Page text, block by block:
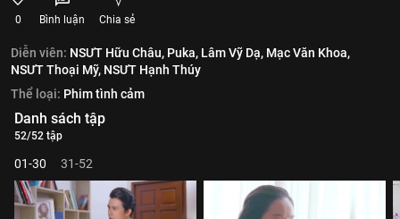
0 Bình luận Chia sẻ
Diễn viên: NSƯT Hữu Châu, Puka, Lâm Vỹ Dạ, Mạc Văn Khoa,
NSƯT Thoại Mỹ, NSƯT Hạnh Thúy
Thể loại: Phim tình cảm
Danh sách tập
52/52 tập
01-30 31-52